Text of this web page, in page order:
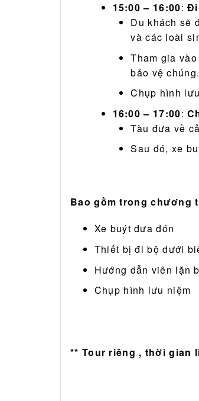
15:00 – 16:00:Đi
Du khách sẽ
và các loài
Tham gia
bảo vệ chúng.
Chụp hình
16:00 – 17:00:
Tàu đưa về
Sau đó, xe
Bao gồm trong chương
Xe buýt đưa đón
Thiết bị đi bộ dưới
Hướng dẫn viên lặn
Chụp hình lưu niệm
** Tour riêng , thời gian